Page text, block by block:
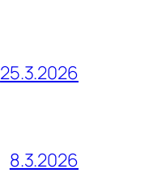
25.3.2026
8.3.2026